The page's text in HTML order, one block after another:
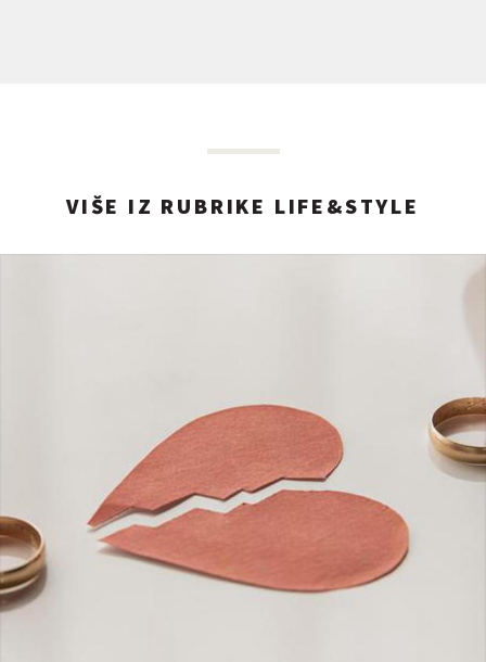
VIŠE IZ RUBRIKE LIFE&STYLE